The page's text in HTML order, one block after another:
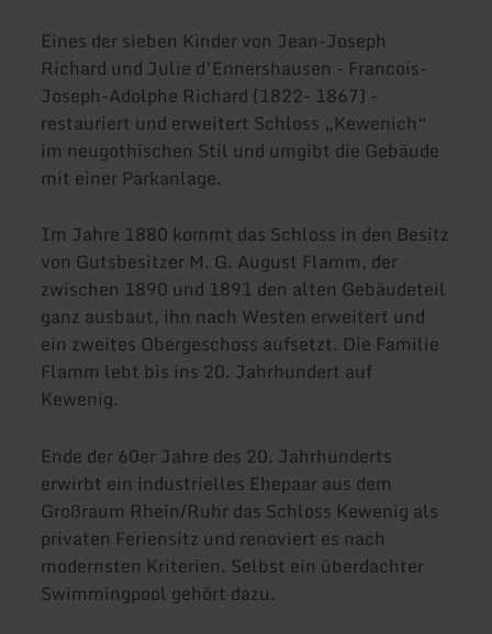
Eines der sieben Kinder von Jean-Joseph
Richard und Julie d’Ennershausen - Francois-
Joseph-Adolphe Richard (1822- 1867) -
restauriert und erweitert Schloss „Kewenich“
im neugothischen Stil und umgibt die Gebäude
mit einer Parkanlage.
Im Jahre 1880 kommt das Schloss in den Besitz
von Gutsbesitzer M. G. August Flamm, der
zwischen 1890 und 1891 den alten Gebäudeteil
ganz ausbaut, ihn nach Westen erweitert und
ein zweites Obergeschoss aufsetzt. Die Familie
Flamm lebt bis ins 20. Jahrhundert auf
Kewenig.
Ende der 60er Jahre des 20. Jahrhunderts
erwirbt ein industrielles Ehepaar aus dem
Großraum Rhein/Ruhr das Schloss Kewenig als
privaten Feriensitz und renoviert es nach
modernsten Kriterien. Selbst ein überdachter
Swimmingpool gehört dazu.